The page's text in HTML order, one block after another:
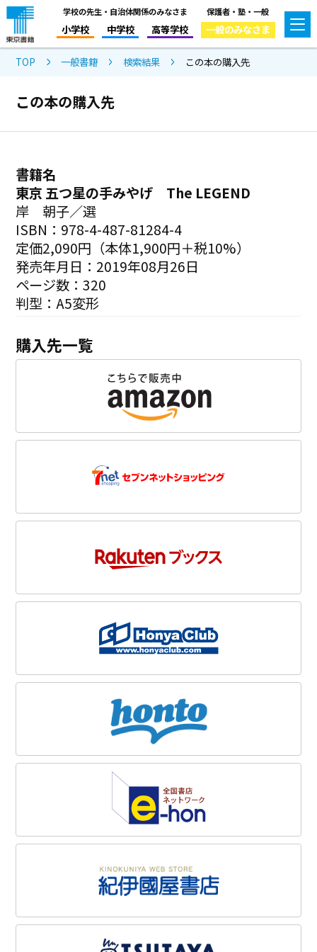
学校の先生・自治体関係のみなさま
小学校 中学校 高等学校
保護者・塾・一般
一般のみなさま
TOP 一般書籍 検索結果 この本の購入先
この本の購入先
書籍名
東京 五つ星の手みやげ The LEGEND
岸 朝子／選
ISBN：978-4-487-81284-4
定価2,090円（本体1,900円＋税10%）
発売年月日：2019年08月26日
ページ数：320
判型：A5変形
購入先一覧